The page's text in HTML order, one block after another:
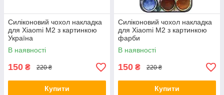
Силіконовий чохол накладка
для Xiaomi M2 з картинкою
Україна
В наявності
150 ₴ 220 ₴
Купити
Силіконовий чохол накладка
для Xiaomi M2 з картинкою
фарби
В наявності
150 ₴ 220 ₴
Купити